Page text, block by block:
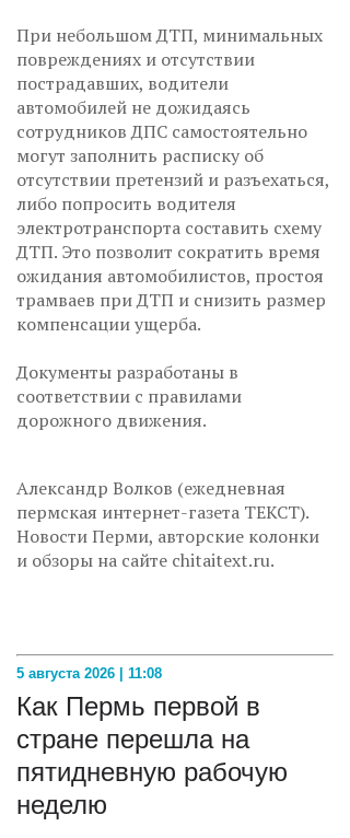
При небольшом ДТП, минимальных
повреждениях и отсутствии
пострадавших, водители
автомобилей не дожидаясь
сотрудников ДПС самостоятельно
могут заполнить расписку об
отсутствии претензий и разъехаться,
либо попросить водителя
электротранспорта составить схему
ДТП. Это позволит сократить время
ожидания автомобилистов, простоя
трамваев при ДТП и снизить размер
компенсации ущерба.
Документы разработаны в
соответствии с правилами
дорожного движения.
Александр Волков (ежедневная
пермская интернет-газета ТЕКСТ).
Новости Перми, авторские колонки
и обзоры на сайте chitaitext.ru.
5 августа 2026 | 11:08
Как Пермь первой в
стране перешла на
пятидневную рабочую
неделю